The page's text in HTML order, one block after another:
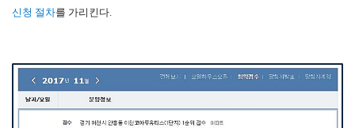
신청 절차를 가리킨다.